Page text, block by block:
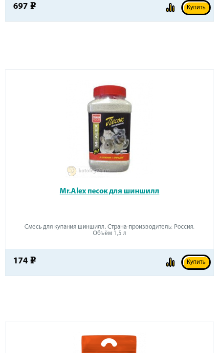
697 e Купить
Mr.Alex песок для шиншилл
Смесь для купания шиншилл. Страна-производитель: Россия.
Объём 1,5 л
174 e Купить